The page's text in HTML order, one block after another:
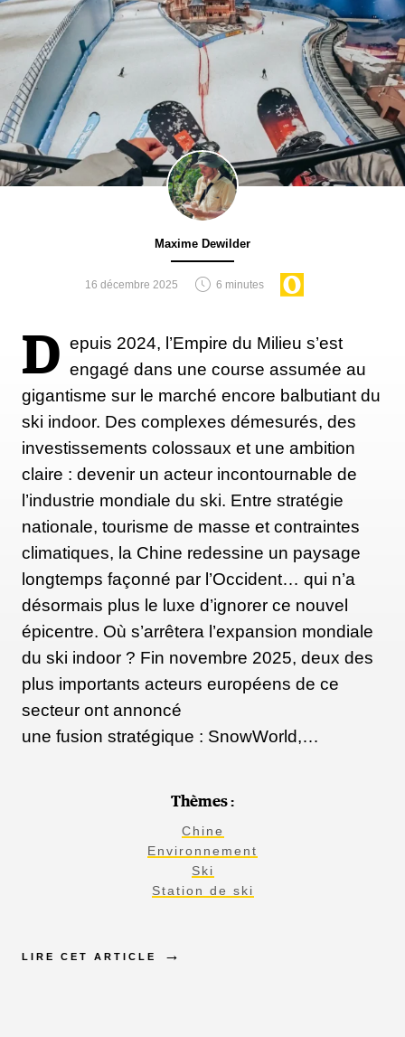
Maxime Dewilder
16 décembre 2025 6 minutes
D epuis 2024, l’Empire du Milieu s’est
engagé dans une course assumée au
gigantisme sur le marché encore balbutiant du
ski indoor. Des complexes démesurés, des
investissements colossaux et une ambition
claire : devenir un acteur incontournable de
l’industrie mondiale du ski. Entre stratégie
nationale, tourisme de masse et contraintes
climatiques, la Chine redessine un paysage
longtemps façonné par l’Occident… qui n’a
désormais plus le luxe d’ignorer ce nouvel
épicentre. Où s’arrêtera l’expansion mondiale
du ski indoor ? Fin novembre 2025, deux des
plus importants acteurs européens de ce
secteur ont annoncé
une fusion stratégique : SnowWorld,…
Thèmes :
Chine
Environnement
Ski
Station de ski
LIRE CET ARTICLE